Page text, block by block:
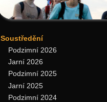
Soustředění
Podzimní 2026
Jarní 2026
Podzimní 2025
Jarní 2025
Podzimní 2024